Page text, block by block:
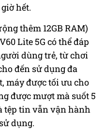
hết.
thêm 12GB RAM)
Lite 5G có thể đáp
dùng trẻ, từ chơi
đến sử dụng đa
máy được tối ưu cho
được mượt mà suốt 5
tệp tin vẫn vận hành
dụng.